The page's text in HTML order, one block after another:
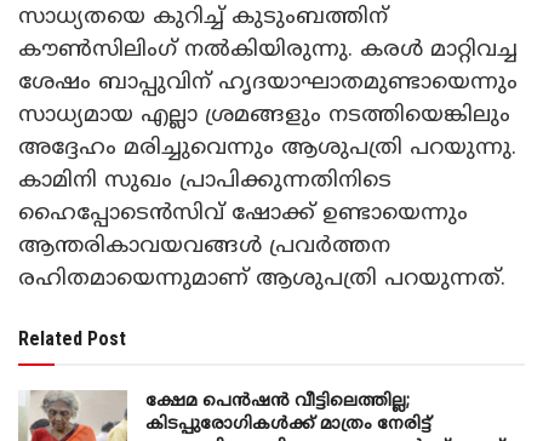
സാധ്യതയെ കുറിച്ച് കുടുംബത്തിന്
കൗൺസിലിംഗ് നൽകിയിരുന്നു. കരൾ മാറ്റിവച്ച
ശേഷം ബാപ്പുവിന് ഹൃദയാഘാതമുണ്ടായെന്നും
സാധ്യമായ എല്ലാ ശ്രമങ്ങളും നടത്തിയെങ്കിലും
അദ്ദേഹം മരിച്ചുവെന്നും ആശുപത്രി പറയുന്നു.
കാമിനി സുഖം പ്രാപിക്കുന്നതിനിടെ
ഹൈപ്പോടെൻസിവ് ഷോക്ക് ഉണ്ടായെന്നും
ആന്തരികാവയവങ്ങൾ പ്രവർത്തന
രഹിതമായെന്നുമാണ് ആശുപത്രി പറയുന്നത്.
Related Post
ക്ഷേമ പെൻഷൻ വീട്ടിലെത്തില്ല;
കിടപ്പുരോഗികൾക്ക് മാത്രം നേരിട്ട്